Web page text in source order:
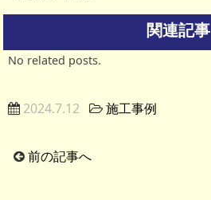
関連記事
No related posts.
2024.7.12 施工事例
前の記事へ